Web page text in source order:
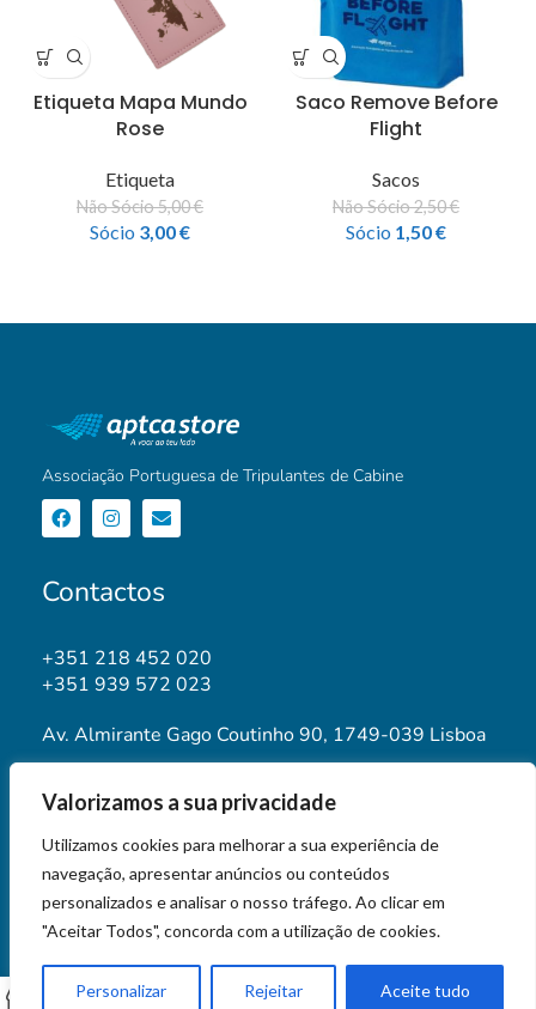
Valorizamos a sua privacidade
Utilizamos cookies para melhorar a sua experiência de
navegação, apresentar anúncios ou conteúdos
personalizados e analisar o nosso tráfego. Ao clicar em
"Aceitar Todos", concorda com a utilização de cookies.
Personalizar Rejeitar Aceite tudo
Etiqueta Mapa Mundo
Rose
Etiqueta
Não Sócio5,00€
Sócio 3,00€
Saco Remove Before
Flight
Sacos
Não Sócio2,50€
Sócio 1,50€
Associação Portuguesa de Tripulantes de Cabine
Contactos
+351 218 452 020
+351 939 572 023
Av. Almirante Gago Coutinho 90, 1749-039 Lisboa
www.aptca.pt
© 2026 APTCA STORE